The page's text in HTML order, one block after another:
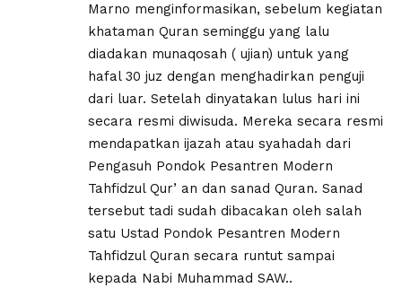
Marno menginformasikan, sebelum kegiatan
khataman Quran seminggu yang lalu
diadakan munaqosah ( ujian) untuk yang
hafal 30 juz dengan menghadirkan penguji
dari luar. Setelah dinyatakan lulus hari ini
secara resmi diwisuda. Mereka secara resmi
mendapatkan ijazah atau syahadah dari
Pengasuh Pondok Pesantren Modern
Tahfidzul Qur’ an dan sanad Quran. Sanad
tersebut tadi sudah dibacakan oleh salah
satu Ustad Pondok Pesantren Modern
Tahfidzul Quran secara runtut sampai
kepada Nabi Muhammad SAW..